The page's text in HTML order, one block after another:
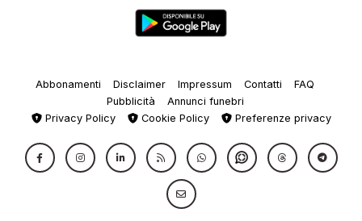
Abbonamenti Disclaimer Impressum Contatti
FAQ
Pubblicità
Annunci funebri
Privacy Policy
Cookie Policy Preferenze privacy